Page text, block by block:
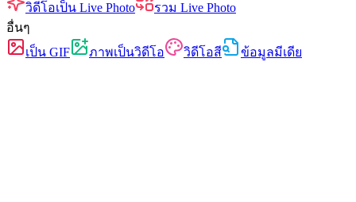
วิดีโอเป็น Live Photo
รวม Live Photo
อื่นๆ
เป็น GIF
ภาพเป็นวิดีโอ วิดีโอสี ข้อมูลมีเดีย